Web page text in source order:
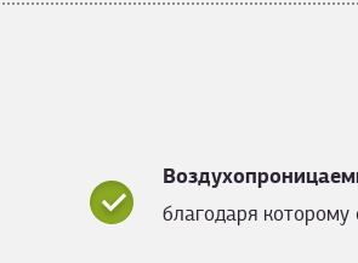
благодаря